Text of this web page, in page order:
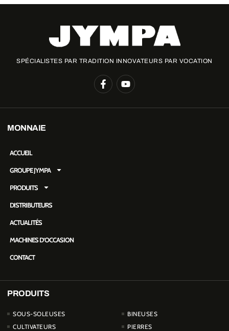
SPÉCIALISTES PAR TRADITION INNOVATEURS PAR VOCATION
MONNAIE
ACCUEIL
GROUPE JYMPA
PRODUITS
DISTRIBUTEURS
ACTUALITÉS
MACHINES D’OCCASION
CONTACT
PRODUITS
SOUS-SOLEUSES
CULTIVATEURS
BINEUSES
PIERRES